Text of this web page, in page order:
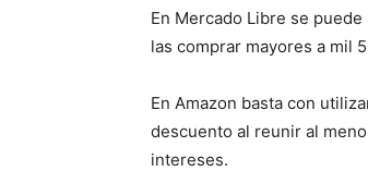
En Mercado Libre se
las comprar mayores a mil
En Amazon basta con
descuento al reunir al
intereses.